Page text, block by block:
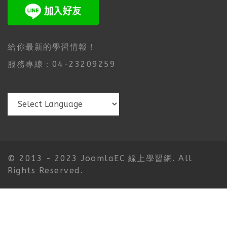
給你最新的學習情報！
服務專線：04-23209259
© 2013 - 2023 JoomlaEC 線上學習網. All
Rights Reserved.